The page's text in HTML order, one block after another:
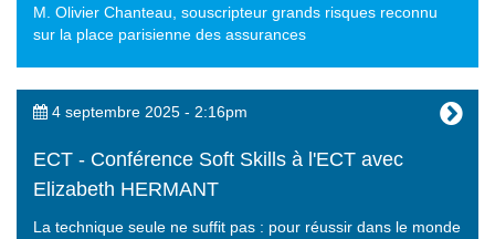
M. Olivier Chanteau, souscripteur grands risques reconnu
sur la place parisienne des assurances
4 septembre 2025 - 2:16pm
ECT - Conférence Soft Skills à l'ECT avec
Elizabeth HERMANT
La technique seule ne suffit pas : pour réussir dans le monde